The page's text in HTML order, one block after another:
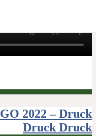
GO 2022 – Druck
Druck Druck